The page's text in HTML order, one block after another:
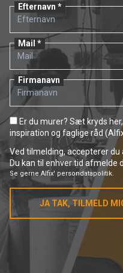
Efternavn
Mail
Firmanavn
Er du murer? Sæt kryds
inspiration og faglige råd
Ved tilmelding, accepterer
Du kan til enhver tid afmelde
Se gerneAlfix' persondatapolitik.
JA TAK, TILMELD